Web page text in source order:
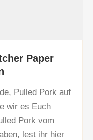
Paper
Pulled Pork auf
wir es Euch
Pork vom
lest ihr hier